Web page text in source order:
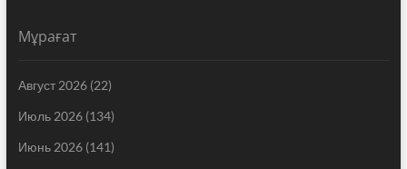
Мұрағат
Август 2026(22)
Июль 2026(134)
Июнь 2026(141)